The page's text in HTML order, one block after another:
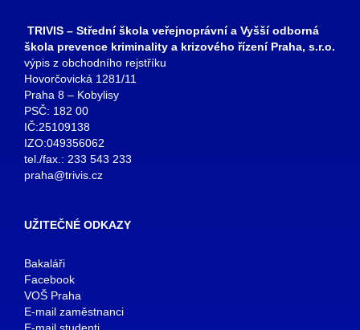
TRIVIS – Střední škola veřejnoprávní a Vyšší odborná
škola prevence kriminality a krizového řízení Praha, s.r.o.
výpis z obchodního rejstříku
Hovorčovická 1281/11
Praha 8 – Kobylisy
PSČ: 182 00
IČ:25109138
IZO:049356062
tel./fax.: 233 543 233
praha@trivis.cz
UŽITEČNÉ ODKAZY
Bakaláři
Facebook
VOŠ Praha
E-mail zaměstnanci
E-mail studenti